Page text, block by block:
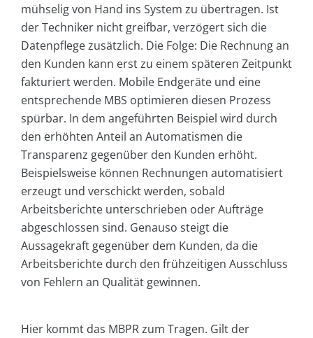
mühselig von Hand ins System zu übertragen. Ist
der Techniker nicht greifbar, verzögert sich die
Datenpflege zusätzlich. Die Folge: Die Rechnung an
den Kunden kann erst zu einem späteren Zeitpunkt
fakturiert werden. Mobile Endgeräte und eine
entsprechende MBS optimieren diesen Prozess
spürbar. In dem angeführten Beispiel wird durch
den erhöhten Anteil an Automatismen die
Transparenz gegenüber den Kunden erhöht.
Beispielsweise können Rechnungen automatisiert
erzeugt und verschickt werden, sobald
Arbeitsberichte unterschrieben oder Aufträge
abgeschlossen sind. Genauso steigt die
Aussagekraft gegenüber dem Kunden, da die
Arbeitsberichte durch den frühzeitigen Ausschluss
von Fehlern an Qualität gewinnen.
Hier kommt das MBPR zum Tragen. Gilt der